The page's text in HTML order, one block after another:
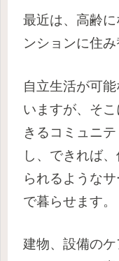
最近は、高齢
ンションに住み
自立生活が可
いますが、そ
きるコミュニ
し、できれば
られるような
で暮らせます。
建物、設備の